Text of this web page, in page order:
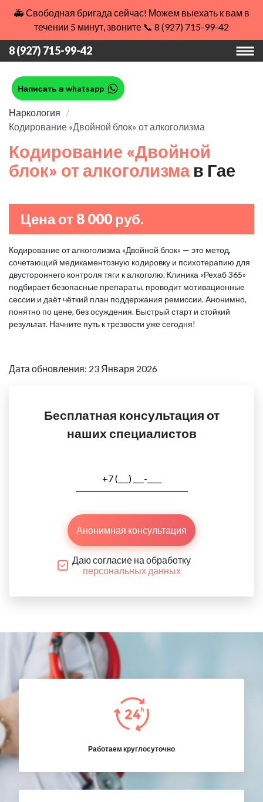
🚑 Свободная бригада сейчас! Можем выехать к вам в
течении 5 минут, звоните 📞 8 (927) 715-99-42
8 (927) 715-99-42
Написать в whatsapp
Наркология
Кодирование «Двойной блок» от алкоголизма
Кодирование «Двойной
блок» от алкоголизма в Гае
Цена от 8 000 руб.
Кодирование от алкоголизма «Двойной блок» — это метод,
сочетающий медикаментозную кодировку и психотерапию для
двустороннего контроля тяги к алкоголю. Клиника «Рехаб 365»
подбирает безопасные препараты, проводит мотивационные
сессии и даёт чёткий план поддержания ремиссии. Анонимно,
понятно по цене, без осуждения. Быстрый старт и стойкий
результат. Начните путь к трезвости уже сегодня!
Дата обновления: 23 Января 2026
Бесплатная консультация от
наших специалистов
Анонимная консультация
Даю согласие на обработку
персональных данных
Работаем круглосуточно